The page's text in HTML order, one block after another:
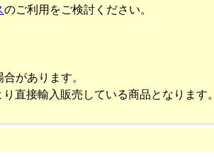
のご利用をご検討ください。
があります。
直接輸入販売している商品となります。